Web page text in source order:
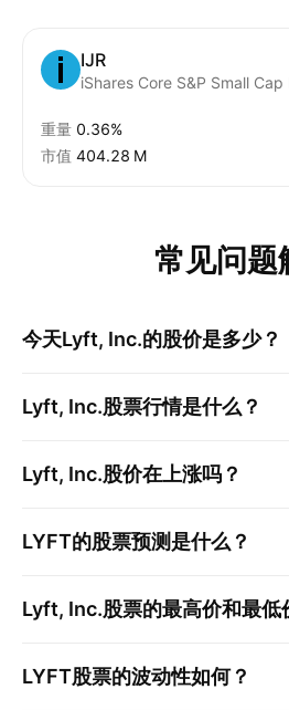
IJR
重量 0.36%
市值 ‪404.28 M‬
常见问题
今天Lyft, Inc.的股价是多少？
Lyft, Inc.股票行情是什么？
Lyft, Inc.股价在上涨吗？
LYFT的股票预测是什么？
Lyft, Inc.股票的最高价和最低
LYFT股票的波动性如何？